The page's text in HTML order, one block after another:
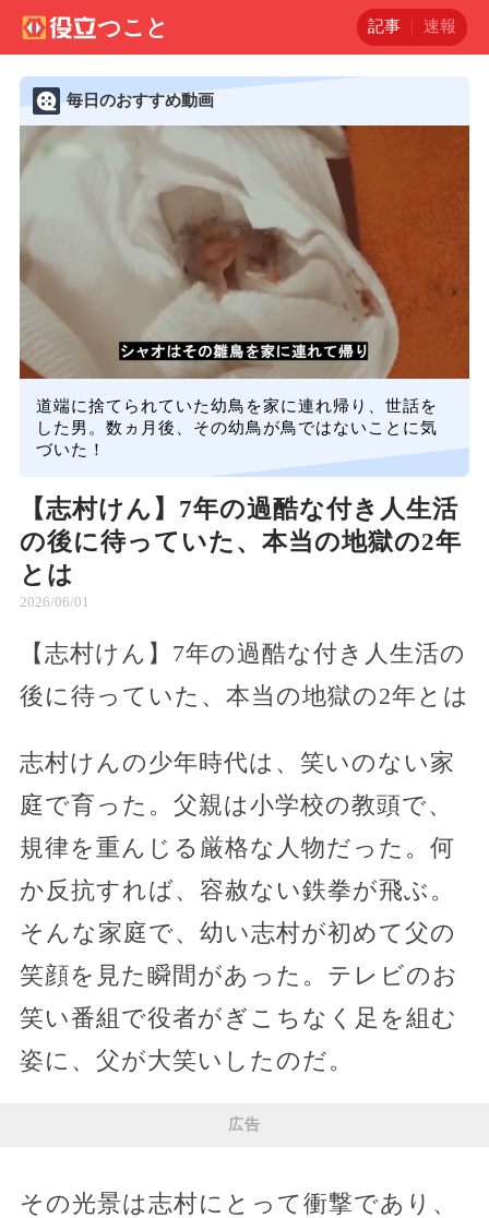
記事 速報
毎日のおすすめ動画
道端に捨てられていた幼鳥を家に連れ帰り、世話を
した男。数ヵ月後、その幼鳥が鳥ではないことに気
づいた！
【志村けん】7年の過酷な付き人生活
の後に待っていた、本当の地獄の2年
とは
2026/06/01
【志村けん】7年の過酷な付き人生活の
後に待っていた、本当の地獄の2年とは
志村けんの少年時代は、笑いのない家
庭で育った。父親は小学校の教頭で、
規律を重んじる厳格な人物だった。何
か反抗すれば、容赦ない鉄拳が飛ぶ。
そんな家庭で、幼い志村が初めて父の
笑顔を見た瞬間があった。テレビのお
笑い番組で役者がぎこちなく足を組む
姿に、父が大笑いしたのだ。
広告
その光景は志村にとって衝撃であり、